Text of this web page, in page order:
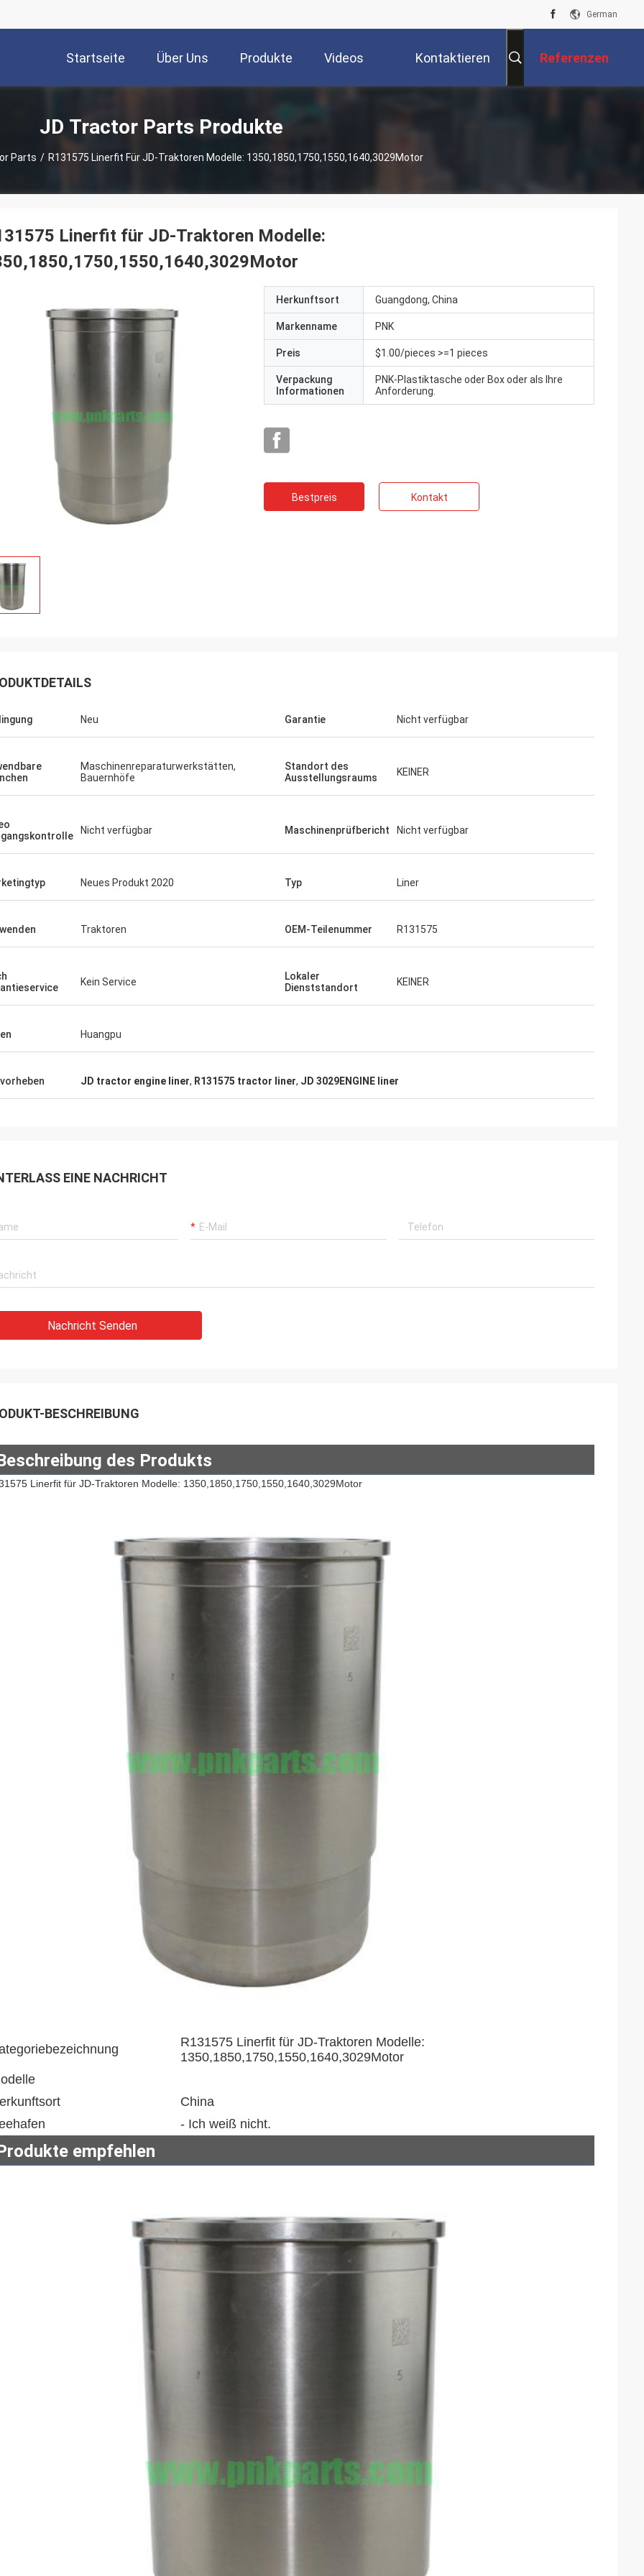
German
Startseite Über Uns Produkte Videos Kontaktieren Referenzen
JD Tractor Parts Produkte
Parts / R131575 Linerfit Für JD-Traktoren Modelle: 1350,1850,1750,1550,1640,3029Motor
Linerfit für JD-Traktoren Modelle:
Herkunftsort Guangdong, China
Markenname PNK
Preis $1.00/pieces >=1 pieces
Verpackung
Informationen
PNK-Plastiktasche oder Box oder als Ihre
Anforderung.
Bestpreis Kontakt
Neu Garantie Nicht verfügbar
Maschinenreparaturwerkstätten,
Bauernhöfe
Standort des
Ausstellungsraums
KEINER
Nicht verfügbar Maschinenprüfbericht Nicht verfügbar
Neues Produkt 2020 Typ Liner
Traktoren OEM-Teilenummer R131575
Kein Service
Lokaler
Dienststandort
KEINER
Huangpu
JD tractor engine liner, R131575 tractor liner, JD 3029ENGINE liner
EINE NACHRICHT
Nachricht Senden
BESCHREIBUNG
des Produkts
Linerfit für JD-Traktoren Modelle: 1350,1850,1750,1550,1640,3029Motor
R131575 Linerfit für JD-Traktoren Modelle:
1350,1850,1750,1550,1640,3029Motor
China
- Ich weiß nicht.
empfehlen